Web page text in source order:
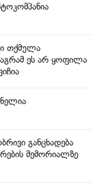
თქმულა
ეს არ ყოფილა
განცხადება
მემორიალზე